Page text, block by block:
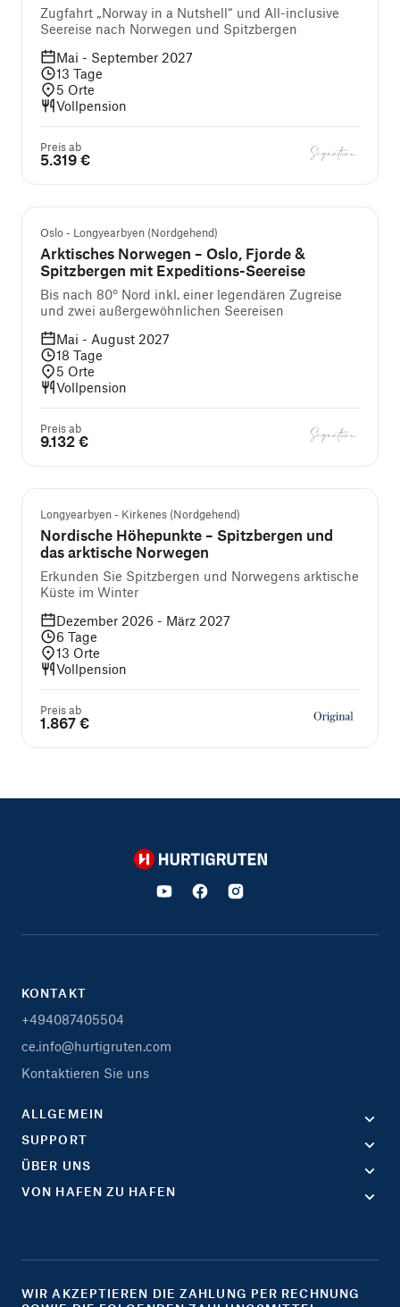
Zugfahrt „Norway in a Nutshell“ und All-inclusive
Seereise nach Norwegen und Spitzbergen
Mai - September 2027
13 Tage
5 Orte
Vollpension
Preis ab
5.319 €
Oslo - Longyearbyen (Nordgehend)
Arktisches Norwegen – Oslo, Fjorde &
Spitzbergen mit Expeditions-Seereise
Bis nach 80° Nord inkl. einer legendären Zugreise
und zwei außergewöhnlichen Seereisen
Mai - August 2027
18 Tage
5 Orte
Vollpension
Preis ab
9.132 €
Longyearbyen - Kirkenes (Nordgehend)
Nordische Höhepunkte – Spitzbergen und
das arktische Norwegen
Erkunden Sie Spitzbergen und Norwegens arktische
Küste im Winter
Dezember 2026 - März 2027
6 Tage
13 Orte
Vollpension
Preis ab
1.867 €
Hurtigruten
KONTAKT
+494087405504
ce.info@hurtigruten.com
Kontaktieren Sie uns
ALLGEMEIN
SUPPORT
ÜBER UNS
VON HAFEN ZU HAFEN
WIR AKZEPTIEREN DIE ZAHLUNG PER RECHNUNG